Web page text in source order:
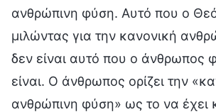
ανθρώπινη φύση. Αυτό που ο
μιλώντας για την κανονική
δεν είναι αυτό που ο άνθρωπος
είναι. Ο άνθρωπος ορίζει την
ανθρώπινη φύση» ως το να έχει